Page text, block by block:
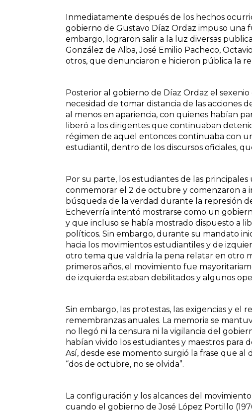
Inmediatamente después de los hechos
gobierno de Gustavo Díaz Ordaz impuso una
embargo, lograron salir a la luz diversas
González de Alba, José Emilio Pacheco,
otros, que denunciaron e hicieron pública la
Posterior al gobierno de Díaz Ordaz el
necesidad de tomar distancia de las acciones
al menos en apariencia, con quienes habían
liberó a los dirigentes que continuaban
régimen de aquel entonces continuaba con
estudiantil, dentro de los discursos oficiales,
Por su parte, los estudiantes de las
conmemorar el 2 de octubre y comenzaron a
búsqueda de la verdad durante la represión
Echeverría intentó mostrarse como un
y que incluso se había mostrado dispuesto a
políticos. Sin embargo, durante su mandato
hacia los movimientos estudiantiles y de
otro tema que valdría la pena relatar en otro
primeros años, el movimiento fue
de izquierda estaban debilitados y algunos
Sin embargo, las protestas, las exigencias y
remembranzas anuales. La memoria se
no llegó ni la censura ni la vigilancia del
habían vivido los estudiantes y maestros para
Así, desde ese momento surgió la frase que
“dos de octubre, no se olvida”.
La configuración y los alcances del
cuando el gobierno de José López Portillo